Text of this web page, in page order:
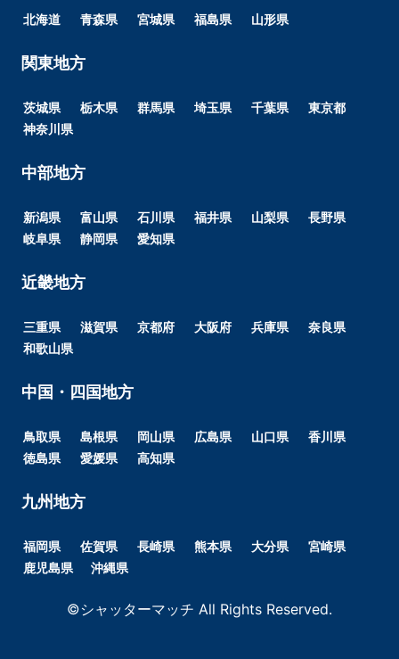
北海道 青森県 宮城県 福島県 山形県
関東地方
茨城県 栃木県 群馬県 埼玉県 千葉県
東京都
神奈川県
中部地方
新潟県 富山県 石川県 福井県 山梨県
長野県
岐阜県
静岡県 愛知県
近畿地方
三重県 滋賀県 京都府 大阪府 兵庫県
奈良県
和歌山県
中国・四国地方
鳥取県 島根県 岡山県 広島県 山口県
香川県
徳島県
愛媛県 高知県
九州地方
福岡県 佐賀県 長崎県 熊本県 大分県
宮崎県
鹿児島県
沖縄県
©シャッターマッチ All Rights Reserved.